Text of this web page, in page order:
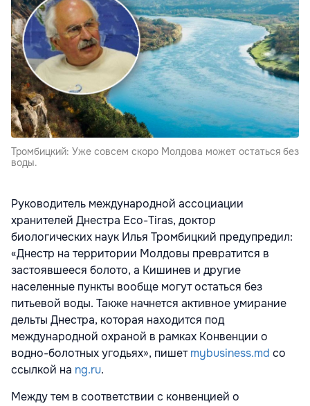
Тромбицкий: Уже совсем скоро Молдова может остаться без
воды.
Руководитель международной ассоциации
хранителей Днестра Eco-Tiras, доктор
биологических наук Илья Тромбицкий предупредил:
«Днестр на территории Молдовы превратится в
застоявшееся болото, а Кишинев и другие
населенные пункты вообще могут остаться без
питьевой воды. Также начнется активное умирание
дельты Днестра, которая находится под
международной охраной в рамках Конвенции о
водно-болотных угодьях», пишетmybusiness.md со
ссылкой на ng.ru.
Между тем в соответствии с конвенцией о